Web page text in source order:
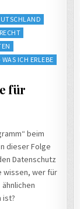
WAS ICH ERLEBE
für
beim
dieser Folge
Datenschutz
wissen, wer für
ist?